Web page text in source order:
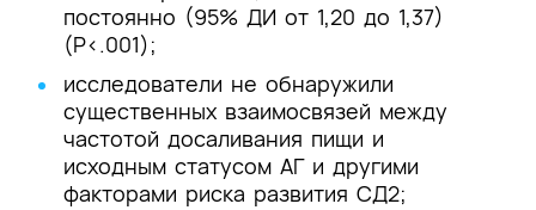
постоянно (95% ДИ от 1,20 до 1,37)
(P<.001);
исследователи не обнаружили
существенных взаимосвязей между
частотой досаливания пищи и
исходным статусом АГ и другими
факторами риска развития СД2;